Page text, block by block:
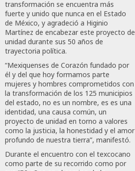
transformación se encuentra más
fuerte y unido que nunca en el Estado
de México, y agradeció a Higinio
Martínez de encabezar este proyecto de
unidad durante sus 50 años de
trayectoria política.
“Mexiquenses de Corazón fundado por
él y del que hoy formamos parte
mujeres y hombres comprometidos con
la transformación de los 125 municipios
del estado, no es un nombre, es es una
identidad, una causa común, un
proyecto de unidad en torno a valores
como la justicia, la honestidad y el amor
profundo de nuestra tierra”, manifestó.
Durante el encuentro con el texcocano
como parte de su recorrido como por